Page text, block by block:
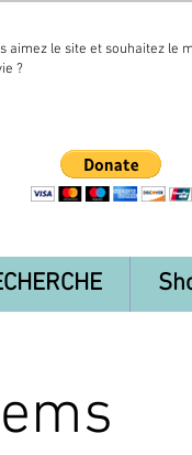
aimez le site et souhaitez le
?